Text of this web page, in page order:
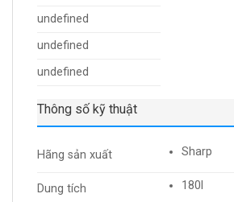
undefined
undefined
undefined
Thông số kỹ thuật
Hãng sản xuất Sharp
Dung tích 180l